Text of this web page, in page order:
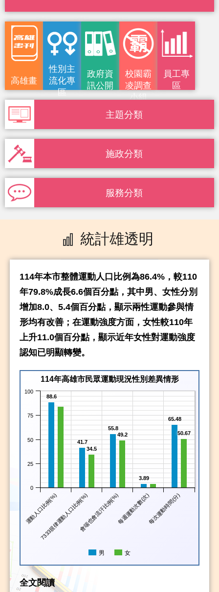
高雄畫
刊
性別主
流化專
區
政府資
訊公開
校園霸
凌調查
小組
員工專
區
主題分類
施政分類
服務分類
統計雄透明
114年本市整體運動人口比例為86.4%，較110
年79.8%成長6.6個百分點，其中男、女性分別
增加8.0、5.4個百分點，顯示兩性運動參與情
形均有改善；在運動強度方面，女性較110年
上升11.0個百分點，顯示近年女性對運動強度
認知已明顯轉變。
114年高雄市民眾運動現況性別差異情形
88.6
41.7
55.8
3.89
65.48
34.5
49.2 50.67
男 女
運動人口比例(%)
7333規律運動人口比例(%)會喘也會流汗比例(%)每週運動次數(次)每次運動時間(分)
0
25
50
75
100
全文閱讀